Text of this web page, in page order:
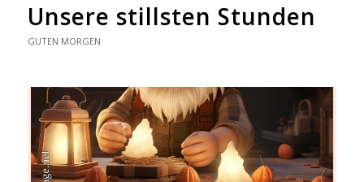
Unsere stillsten Stunden
GUTEN MORGEN